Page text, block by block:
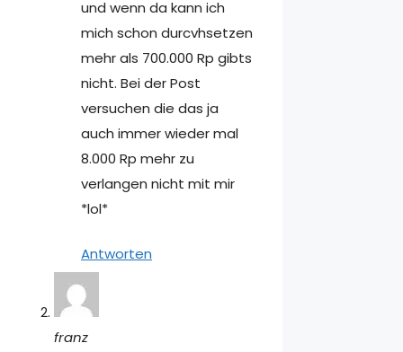
und wenn da kann ich
mich schon durcvhsetzen
mehr als 700.000 Rp gibts
nicht. Bei der Post
versuchen die das ja
auch immer wieder mal
8.000 Rp mehr zu
verlangen nicht mit mir
*lol*
Antworten
franz